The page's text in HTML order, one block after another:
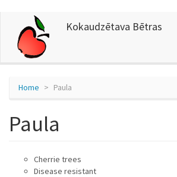
content
Kokaudzētava Bētras
Home Paula
Paula
Cherrie trees
Disease resistant